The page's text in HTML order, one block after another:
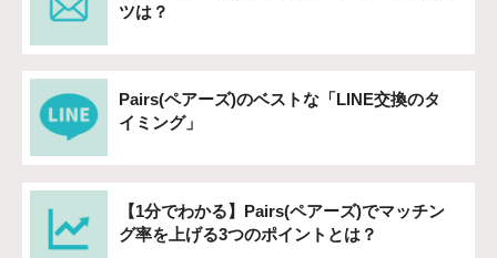
ツは？
Pairs(ペアーズ)のベストな「LINE交換のタ
イミング」
【1分でわかる】Pairs(ペアーズ)でマッチン
グ率を上げる3つのポイントとは？